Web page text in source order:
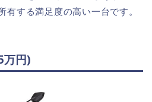
する満足度の高い一台です。
円)